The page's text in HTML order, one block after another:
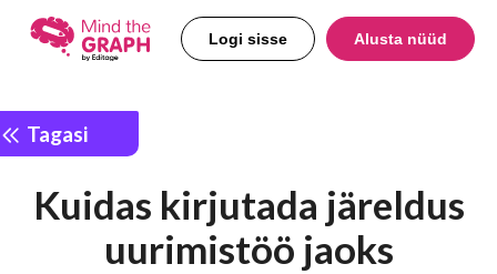
Logi sisse Alusta nüüd
Tagasi
Kuidas kirjutada järeldus
uurimistöö jaoks